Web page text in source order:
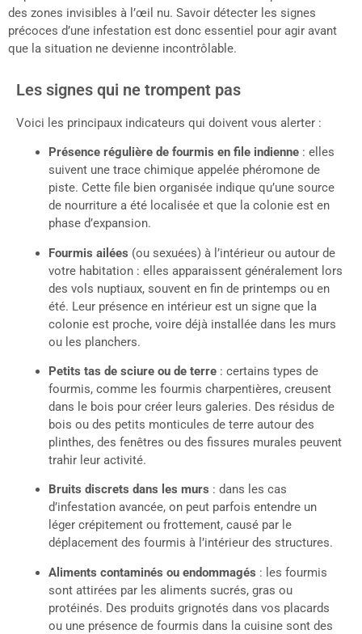
des zones invisibles à l’œil nu. Savoir détecter les signes
précoces d’une infestation est donc essentiel pour agir avant
que la situation ne devienne incontrôlable.
Les signes qui ne trompent pas
Voici les principaux indicateurs qui doivent vous alerter :
Présence régulière de fourmis en file indienne : elles
suivent une trace chimique appelée phéromone de
piste. Cette file bien organisée indique qu’une source
de nourriture a été localisée et que la colonie est en
phase d’expansion.
Fourmis ailées (ou sexuées) à l’intérieur ou autour de
votre habitation : elles apparaissent généralement lors
des vols nuptiaux, souvent en fin de printemps ou en
été. Leur présence en intérieur est un signe que la
colonie est proche, voire déjà installée dans les murs
ou les planchers.
Petits tas de sciure ou de terre : certains types de
fourmis, comme les fourmis charpentières, creusent
dans le bois pour créer leurs galeries. Des résidus de
bois ou des petits monticules de terre autour des
plinthes, des fenêtres ou des fissures murales peuvent
trahir leur activité.
Bruits discrets dans les murs : dans les cas
d’infestation avancée, on peut parfois entendre un
léger crépitement ou frottement, causé par le
déplacement des fourmis à l’intérieur des structures.
Aliments contaminés ou endommagés : les fourmis
sont attirées par les aliments sucrés, gras ou
protéinés. Des produits grignotés dans vos placards
ou une présence de fourmis dans la cuisine sont des